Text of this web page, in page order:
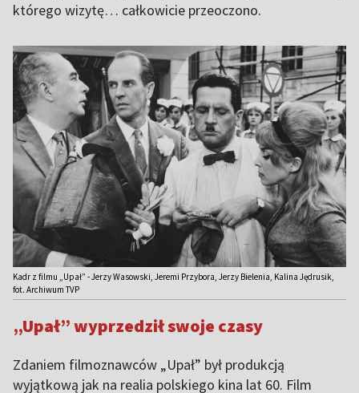
którego wizytę… całkowicie przeoczono.
Kadr z filmu „Upał” - Jerzy Wasowski, Jeremi Przybora, Jerzy Bielenia, Kalina Jędrusik,
fot. Archiwum TVP
„Upał” wyprzedził swoje czasy
Zdaniem filmoznawców „Upał” był produkcją
wyjątkową jak na realia polskiego kina lat 60. Film